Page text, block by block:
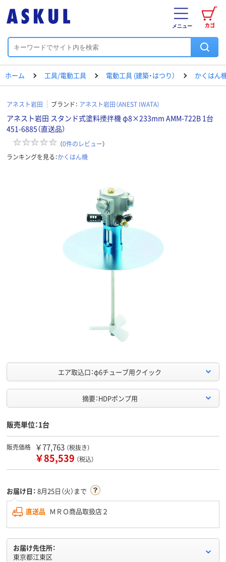
カゴ
メニュー
ホーム 工具/電動工具 電動工具 (建築・はつり） かくはん
アネスト岩田 ブランド： アネスト岩田（ANEST IWATA）
アネスト岩田 スタンド式塗料攪拌機 φ8×233mm AMM-722B 1台
451-6885（直送品）
（0件のレビュー）
ランキングを見る：かくはん機
エア取込口：φ6チューブ用クイック
摘要：HDPポンプ用
販売単位：1台
販売価格 ￥77,763 （税抜き）
￥85,539 （税込）
お届け日： 8月25日（火）まで
直送品 ＭＲＯ商品取扱店２
お届け先住所：
東京都江東区